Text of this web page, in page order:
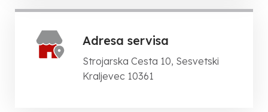
Adresa servisa
Strojarska Cesta 10, Sesvetski
Kraljevec 10361